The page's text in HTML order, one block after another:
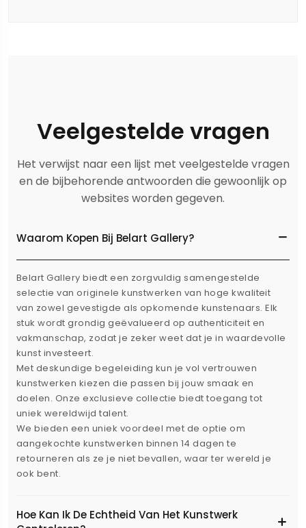
Veelgestelde vragen
Het verwijst naar een lijst met veelgestelde vragen
en de bijbehorende antwoorden die gewoonlijk op
websites worden gegeven.
Waarom Kopen Bij Belart Gallery?
Belart Gallery biedt een zorgvuldig samengestelde
selectie van originele kunstwerken van hoge kwaliteit
van zowel gevestigde als opkomende kunstenaars. Elk
stuk wordt grondig geëvalueerd op authenticiteit en
vakmanschap, zodat je zeker weet dat je in waardevolle
kunst investeert.
Met deskundige begeleiding kun je vol vertrouwen
kunstwerken kiezen die passen bij jouw smaak en
doelen. Onze exclusieve collectie biedt toegang tot
uniek wereldwijd talent.
We bieden een uniek voordeel met de optie om
aangekochte kunstwerken binnen 14 dagen te
retourneren als ze je niet bevallen, waar ter wereld je
ook bent.
Hoe Kan Ik De Echtheid Van Het Kunstwerk